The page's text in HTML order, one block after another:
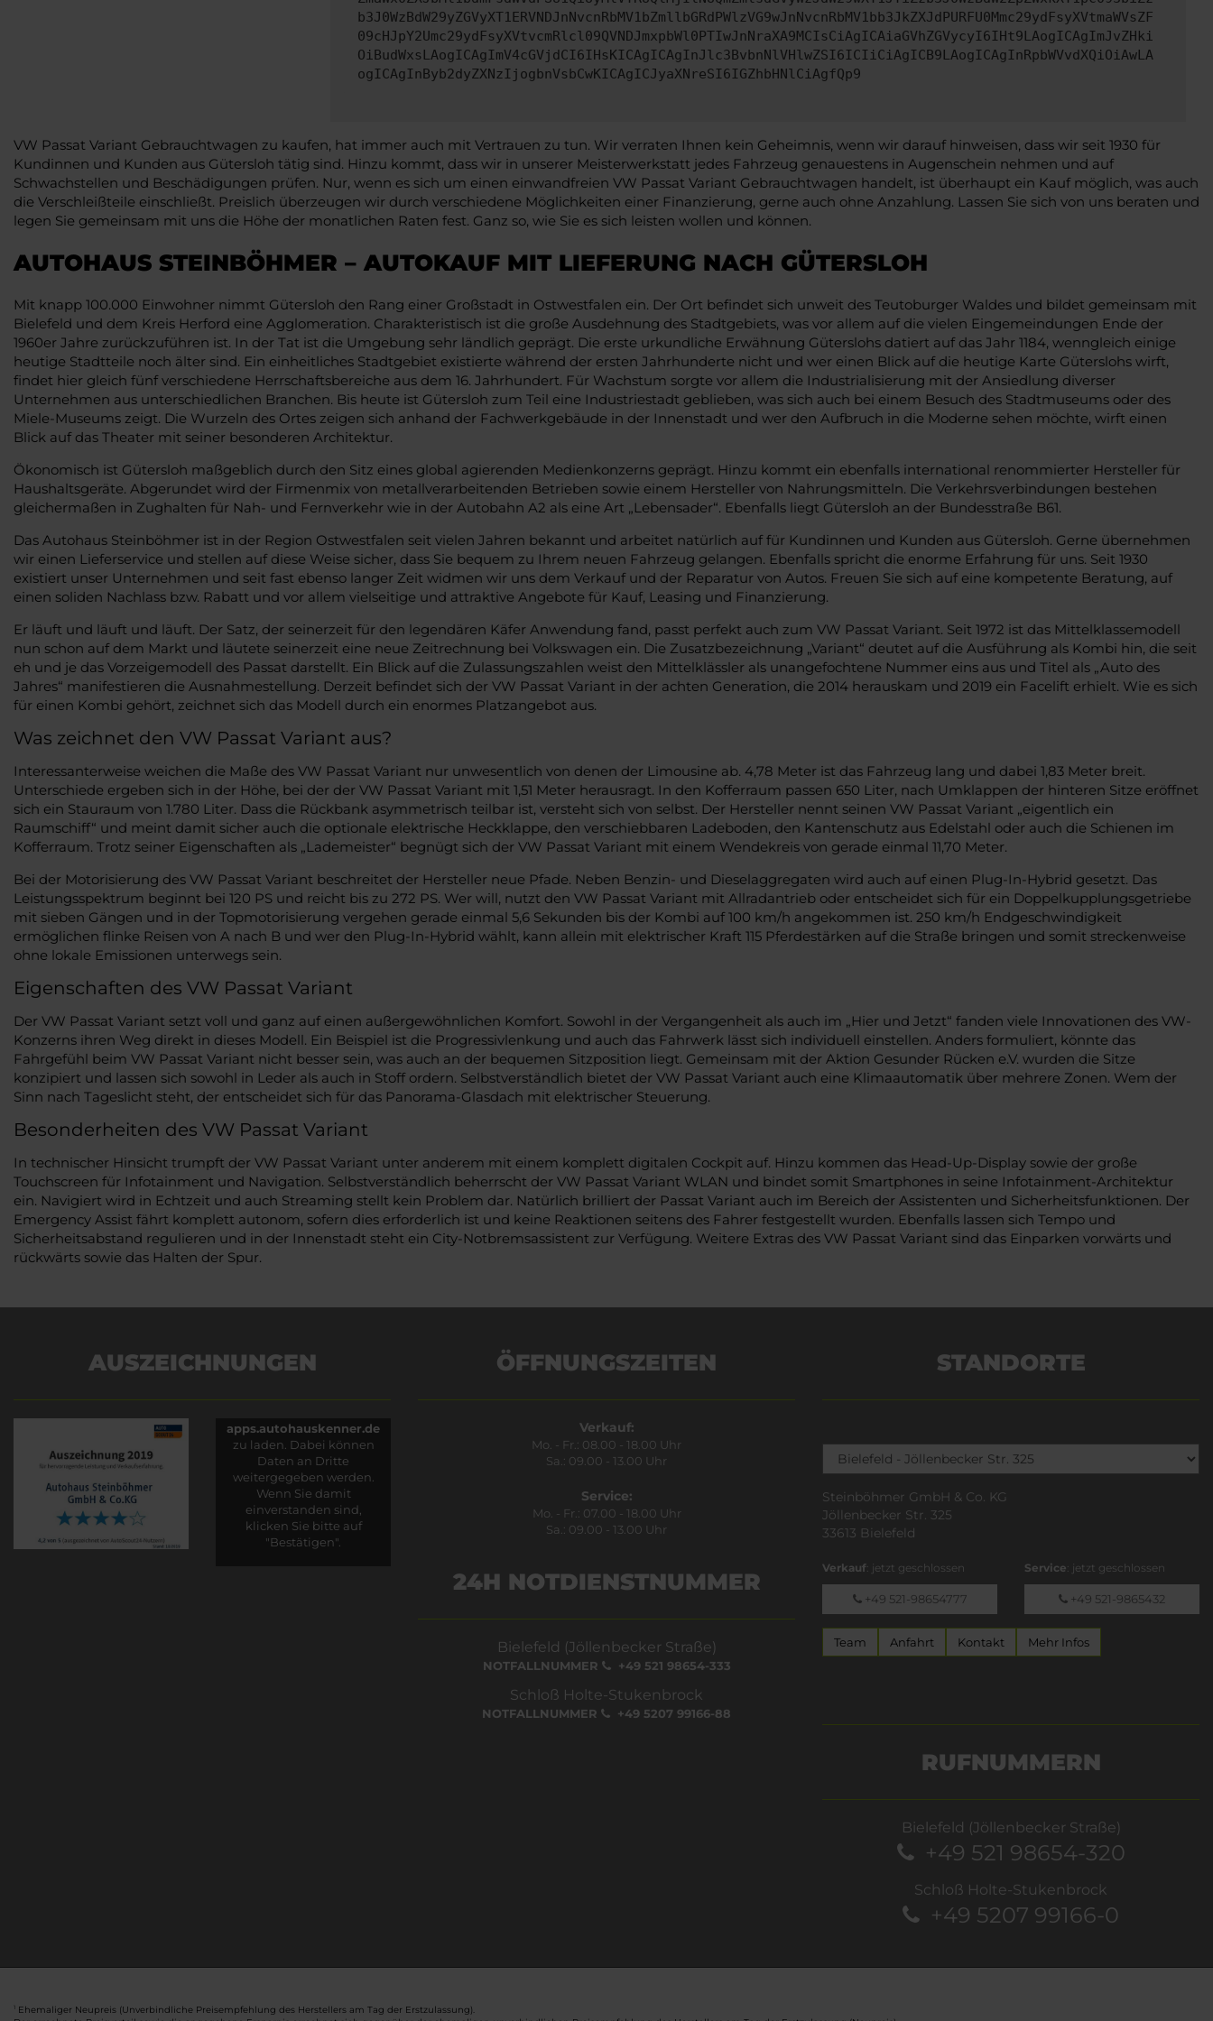
b3J0WzBdW29yZGVyXT1ERVNDJnNvcnRbMV1bZmllbGRdPWlzVG9wJnNvcnRbMV1bb3JkZXJdPURFU0Mmc29ydFsyXVtmaWVsZF
09cHJpY2Umc29ydFsyXVtvcmRlcl09QVNDJmxpbWl0PTIwJnNraXA9MCIsCiAgICAiaGVhZGVycyI6IHt9LAogICAgImJvZHki
OiBudWxsLAogICAgImV4cGVjdCI6IHsKICAgICAgInJlc3BvbnNlVHlwZSI6ICIiCiAgICB9LAogICAgInRpbWVvdXQiOiAwLA
ogICAgInByb2dyZXNzIjogbnVsbCwKICAgICJyaXNreSI6IGZhbHNlCiAgfQp9
VW Passat Variant Gebrauchtwagen zu kaufen, hat immer auch mit Vertrauen zu tun. Wir verraten Ihnen kein Geheimnis, wenn wir darauf hinweisen, dass wir seit 1930 für
Kundinnen und Kunden aus Gütersloh tätig sind. Hinzu kommt, dass wir in unserer Meisterwerkstatt jedes Fahrzeug genauestens in Augenschein nehmen und auf
Schwachstellen und Beschädigungen prüfen. Nur, wenn es sich um einen einwandfreien VW Passat Variant Gebrauchtwagen handelt, ist überhaupt ein Kauf möglich, was auch
die Verschleißteile einschließt. Preislich überzeugen wir durch verschiedene Möglichkeiten einer Finanzierung, gerne auch ohne Anzahlung. Lassen Sie sich von uns beraten und
legen Sie gemeinsam mit uns die Höhe der monatlichen Raten fest. Ganz so, wie Sie es sich leisten wollen und können.
AUTOHAUS STEINBÖHMER – AUTOKAUF MIT LIEFERUNG NACH GÜTERSLOH
Mit knapp 100.000 Einwohner nimmt Gütersloh den Rang einer Großstadt in Ostwestfalen ein. Der Ort befindet sich unweit des Teutoburger Waldes und bildet gemeinsam mit
Bielefeld und dem Kreis Herford eine Agglomeration. Charakteristisch ist die große Ausdehnung des Stadtgebiets, was vor allem auf die vielen Eingemeindungen Ende der
1960er Jahre zurückzuführen ist. In der Tat ist die Umgebung sehr ländlich geprägt. Die erste urkundliche Erwähnung Güterslohs datiert auf das Jahr 1184, wenngleich einige
heutige Stadtteile noch älter sind. Ein einheitliches Stadtgebiet existierte während der ersten Jahrhunderte nicht und wer einen Blick auf die heutige Karte Güterslohs wirft,
findet hier gleich fünf verschiedene Herrschaftsbereiche aus dem 16. Jahrhundert. Für Wachstum sorgte vor allem die Industrialisierung mit der Ansiedlung diverser
Unternehmen aus unterschiedlichen Branchen. Bis heute ist Gütersloh zum Teil eine Industriestadt geblieben, was sich auch bei einem Besuch des Stadtmuseums oder des
Miele-Museums zeigt. Die Wurzeln des Ortes zeigen sich anhand der Fachwerkgebäude in der Innenstadt und wer den Aufbruch in die Moderne sehen möchte, wirft einen
Blick auf das Theater mit seiner besonderen Architektur.
Ökonomisch ist Gütersloh maßgeblich durch den Sitz eines global agierenden Medienkonzerns geprägt. Hinzu kommt ein ebenfalls international renommierter Hersteller für
Haushaltsgeräte. Abgerundet wird der Firmenmix von metallverarbeitenden Betrieben sowie einem Hersteller von Nahrungsmitteln. Die Verkehrsverbindungen bestehen
gleichermaßen in Zughalten für Nah- und Fernverkehr wie in der Autobahn A2 als eine Art „Lebensader“. Ebenfalls liegt Gütersloh an der Bundesstraße B61.
Das Autohaus Steinböhmer ist in der Region Ostwestfalen seit vielen Jahren bekannt und arbeitet natürlich auf für Kundinnen und Kunden aus Gütersloh. Gerne übernehmen
wir einen Lieferservice und stellen auf diese Weise sicher, dass Sie bequem zu Ihrem neuen Fahrzeug gelangen. Ebenfalls spricht die enorme Erfahrung für uns. Seit 1930
existiert unser Unternehmen und seit fast ebenso langer Zeit widmen wir uns dem Verkauf und der Reparatur von Autos. Freuen Sie sich auf eine kompetente Beratung, auf
einen soliden Nachlass bzw. Rabatt und vor allem vielseitige und attraktive Angebote für Kauf, Leasing und Finanzierung.
Er läuft und läuft und läuft. Der Satz, der seinerzeit für den legendären Käfer Anwendung fand, passt perfekt auch zum VW Passat Variant. Seit 1972 ist das Mittelklassemodell
nun schon auf dem Markt und läutete seinerzeit eine neue Zeitrechnung bei Volkswagen ein. Die Zusatzbezeichnung „Variant“ deutet auf die Ausführung als Kombi hin, die seit
eh und je das Vorzeigemodell des Passat darstellt. Ein Blick auf die Zulassungszahlen weist den Mittelklässler als unangefochtene Nummer eins aus und Titel als „Auto des
Jahres“ manifestieren die Ausnahmestellung. Derzeit befindet sich der VW Passat Variant in der achten Generation, die 2014 herauskam und 2019 ein Facelift erhielt. Wie es sich
für einen Kombi gehört, zeichnet sich das Modell durch ein enormes Platzangebot aus.
Was zeichnet den VW Passat Variant aus?
Interessanterweise weichen die Maße des VW Passat Variant nur unwesentlich von denen der Limousine ab. 4,78 Meter ist das Fahrzeug lang und dabei 1,83 Meter breit.
Unterschiede ergeben sich in der Höhe, bei der der VW Passat Variant mit 1,51 Meter herausragt. In den Kofferraum passen 650 Liter, nach Umklappen der hinteren Sitze eröffnet
sich ein Stauraum von 1.780 Liter. Dass die Rückbank asymmetrisch teilbar ist, versteht sich von selbst. Der Hersteller nennt seinen VW Passat Variant „eigentlich ein
Raumschiff“ und meint damit sicher auch die optionale elektrische Heckklappe, den verschiebbaren Ladeboden, den Kantenschutz aus Edelstahl oder auch die Schienen im
Kofferraum. Trotz seiner Eigenschaften als „Lademeister“ begnügt sich der VW Passat Variant mit einem Wendekreis von gerade einmal 11,70 Meter.
Bei der Motorisierung des VW Passat Variant beschreitet der Hersteller neue Pfade. Neben Benzin- und Dieselaggregaten wird auch auf einen Plug-In-Hybrid gesetzt. Das
Leistungsspektrum beginnt bei 120 PS und reicht bis zu 272 PS. Wer will, nutzt den VW Passat Variant mit Allradantrieb oder entscheidet sich für ein Doppelkupplungsgetriebe
mit sieben Gängen und in der Topmotorisierung vergehen gerade einmal 5,6 Sekunden bis der Kombi auf 100 km/h angekommen ist. 250 km/h Endgeschwindigkeit
ermöglichen flinke Reisen von A nach B und wer den Plug-In-Hybrid wählt, kann allein mit elektrischer Kraft 115 Pferdestärken auf die Straße bringen und somit streckenweise
ohne lokale Emissionen unterwegs sein.
Eigenschaften des VW Passat Variant
Der VW Passat Variant setzt voll und ganz auf einen außergewöhnlichen Komfort. Sowohl in der Vergangenheit als auch im „Hier und Jetzt“ fanden viele Innovationen des VW-
Konzerns ihren Weg direkt in dieses Modell. Ein Beispiel ist die Progressivlenkung und auch das Fahrwerk lässt sich individuell einstellen. Anders formuliert, könnte das
Fahrgefühl beim VW Passat Variant nicht besser sein, was auch an der bequemen Sitzposition liegt. Gemeinsam mit der Aktion Gesunder Rücken e.V. wurden die Sitze
konzipiert und lassen sich sowohl in Leder als auch in Stoff ordern. Selbstverständlich bietet der VW Passat Variant auch eine Klimaautomatik über mehrere Zonen. Wem der
Sinn nach Tageslicht steht, der entscheidet sich für das Panorama-Glasdach mit elektrischer Steuerung.
Besonderheiten des VW Passat Variant
In technischer Hinsicht trumpft der VW Passat Variant unter anderem mit einem komplett digitalen Cockpit auf. Hinzu kommen das Head-Up-Display sowie der große
Touchscreen für Infotainment und Navigation. Selbstverständlich beherrscht der VW Passat Variant WLAN und bindet somit Smartphones in seine Infotainment-Architektur
ein. Navigiert wird in Echtzeit und auch Streaming stellt kein Problem dar. Natürlich brilliert der Passat Variant auch im Bereich der Assistenten und Sicherheitsfunktionen. Der
Emergency Assist fährt komplett autonom, sofern dies erforderlich ist und keine Reaktionen seitens des Fahrer festgestellt wurden. Ebenfalls lassen sich Tempo und
Sicherheitsabstand regulieren und in der Innenstadt steht ein City-Notbremsassistent zur Verfügung. Weitere Extras des VW Passat Variant sind das Einparken vorwärts und
rückwärts sowie das Halten der Spur.
AUSZEICHNUNGEN
apps.autohauskenner.de
zu laden. Dabei können
Daten an Dritte
weitergegeben werden.
Wenn Sie damit
einverstanden sind,
klicken Sie bitte auf
"Bestätigen".
ÖFFNUNGSZEITEN
Verkauf:
Mo. - Fr.: 08.00 - 18.00 Uhr
Sa.: 09.00 - 13.00 Uhr
Service:
Mo. - Fr.: 07.00 - 18.00 Uhr
Sa.: 09.00 - 13.00 Uhr
24H NOTDIENSTNUMMER
Bielefeld (Jöllenbecker Straße)
NOTFALLNUMMER +49 521 98654-333
Schloß Holte-Stukenbrock
NOTFALLNUMMER +49 5207 99166-88
STANDORTE
Steinböhmer GmbH & Co. KG
Jöllenbecker Str. 325
33613 Bielefeld
Verkauf: jetzt geschlossen
+49 521-98654777
Service: jetzt geschlossen
+49 521-9865432
Team Anfahrt Kontakt Mehr Infos
RUFNUMMERN
Bielefeld (Jöllenbecker Straße)
+49 521 98654-320
Schloß Holte-Stukenbrock
+49 5207 99166-0
1 Ehemaliger Neupreis (Unverbindliche Preisempfehlung des Herstellers am Tag der Erstzulassung).